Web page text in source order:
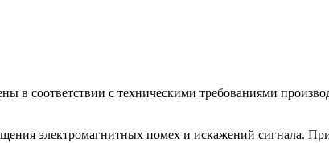
в соответствии с техническими требованиями
электромагнитных помех и искажений сигнала.